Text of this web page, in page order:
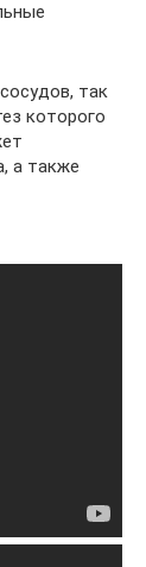
так
которого
а также